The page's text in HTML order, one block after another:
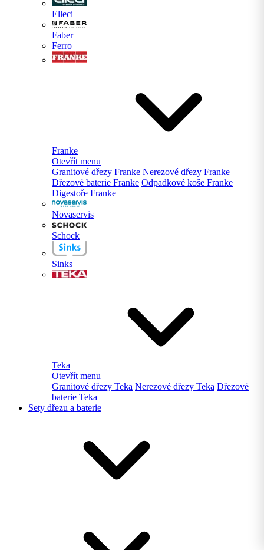
Elleci
Faber
Ferro
Franke
Otevřít menu
Granitové dřezy Franke Nerezové dřezy Franke
Dřezové baterie Franke Odpadkové koše Franke
Digestoře Franke
Novaservis
Schock
Sinks
Teka
Otevřít menu
Granitové dřezy Teka Nerezové dřezy Teka Dřezové
baterie Teka
Sety dřezu a baterie